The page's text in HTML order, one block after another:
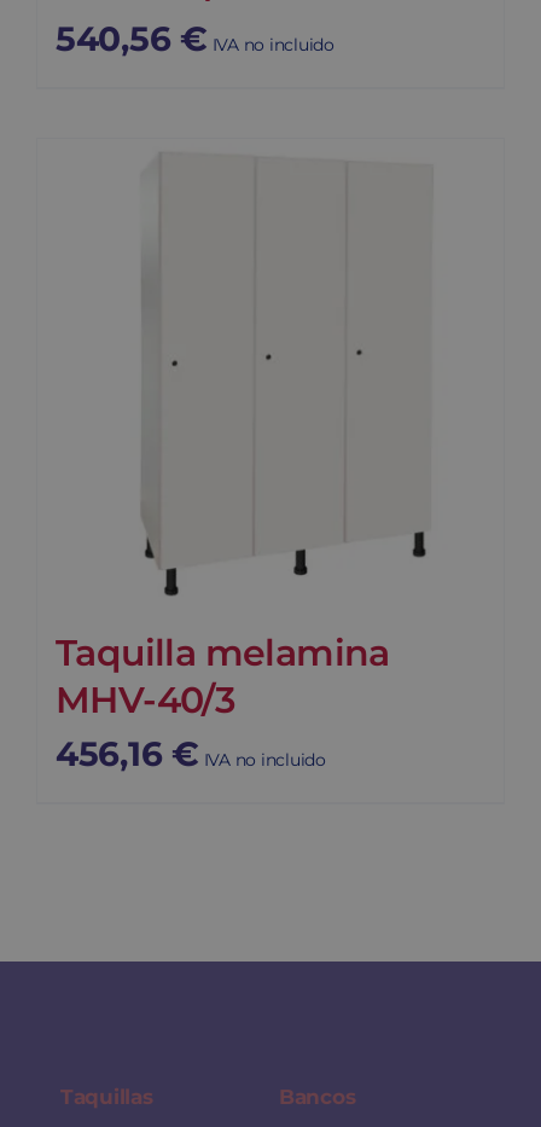
540,56 € IVA no incluido
Taquilla melamina
MHV-40/3
456,16 € IVA no incluido
Taquillas Bancos